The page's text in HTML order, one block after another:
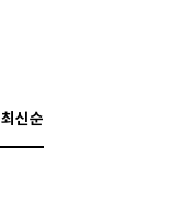
최신순